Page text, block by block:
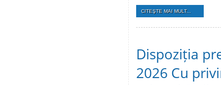
CITEŞTE MAI MULT...
Dispoziția
2026 Cu